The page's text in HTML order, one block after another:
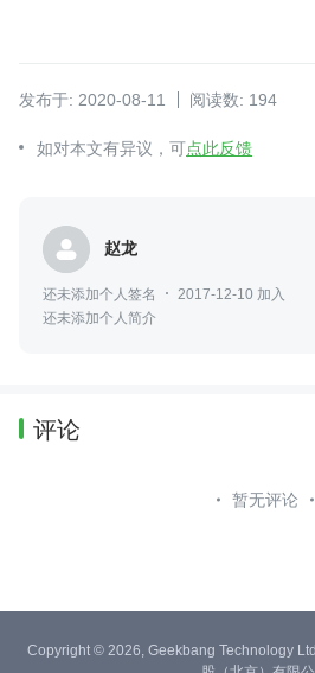
发布于: 2020-08-11 阅读数: 194
如对本文有异议，可点此反馈
赵龙
还未添加个人签名
2017-12-10 加入
还未添加个人简介
评论
暂无评论
Copyright © 2026, Geekbang Technology